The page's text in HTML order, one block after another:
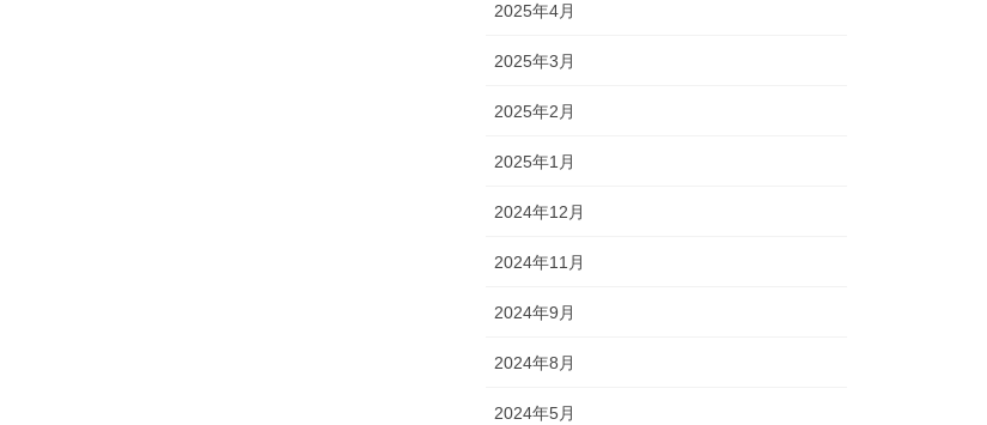
2025年4月
2025年3月
2025年2月
2025年1月
2024年12月
2024年11月
2024年9月
2024年8月
2024年5月